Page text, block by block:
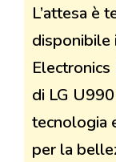
L’attesa è
disponibile
Electronics
di LG
tecnologia
per la